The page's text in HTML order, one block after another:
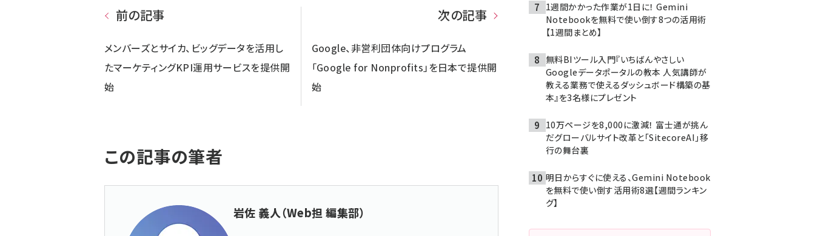
前の記事
メンバーズとサイカ、ビッグデータを活用し
たマーケティングKPI運用サービスを提供開
始
次の記事
Google、非営利団体向けプログラム
「Google for Nonprofits」を日本で提供開
始
この記事の筆者
岩佐 義人（Web担 編集部）
1週間かかった作業が1日に！ Gemini
Notebookを無料で使い倒す8つの活用術
【1週間まとめ】
無料BIツール入門『いちばんやさしい
Googleデータポータルの教本 人気講師が
教える業務で使えるダッシュボード構築の基
本』を3名様にプレゼント
10万ページを8,000に激減！ 富士通が挑ん
だグローバルサイト改革と「SitecoreAI」移
行の舞台裏
明日からすぐに使える、Gemini Notebook
を無料で使い倒す活用術8選【週間ランキン
グ】